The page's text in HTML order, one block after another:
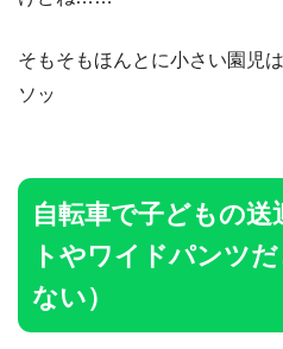
そもそもほんとに小さい園児
ソッ
自転車で子どもの
トやワイドパンツ
ない）